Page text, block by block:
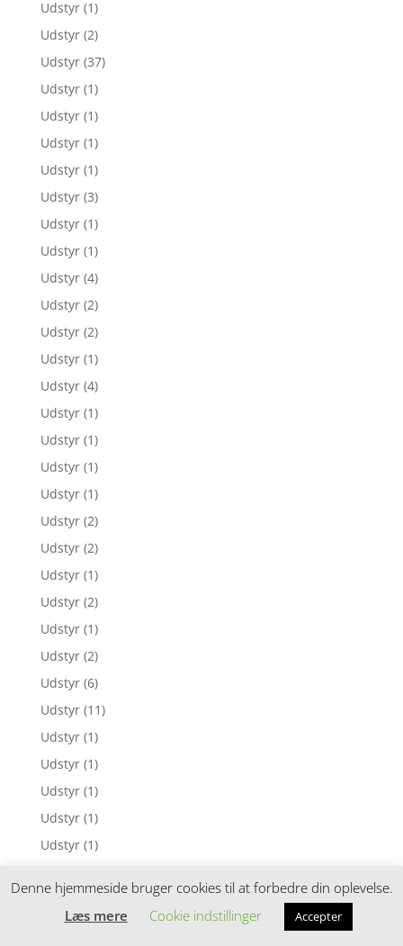
Udstyr (1)
Udstyr (2)
Udstyr (37)
Udstyr (1)
Udstyr (1)
Udstyr (1)
Udstyr (1)
Udstyr (3)
Udstyr (1)
Udstyr (1)
Udstyr (4)
Udstyr (2)
Udstyr (2)
Udstyr (1)
Udstyr (4)
Udstyr (1)
Udstyr (1)
Udstyr (1)
Udstyr (1)
Udstyr (2)
Udstyr (2)
Udstyr (1)
Udstyr (2)
Udstyr (1)
Udstyr (2)
Udstyr (6)
Udstyr (11)
Udstyr (1)
Udstyr (1)
Udstyr (1)
Udstyr (1)
Udstyr (1)
Udstyr (1)
Udstyr (5)
Denne hjemmeside bruger cookies til at forbedre din oplevelse.
Læs mere
Cookie indstillinger Accepter